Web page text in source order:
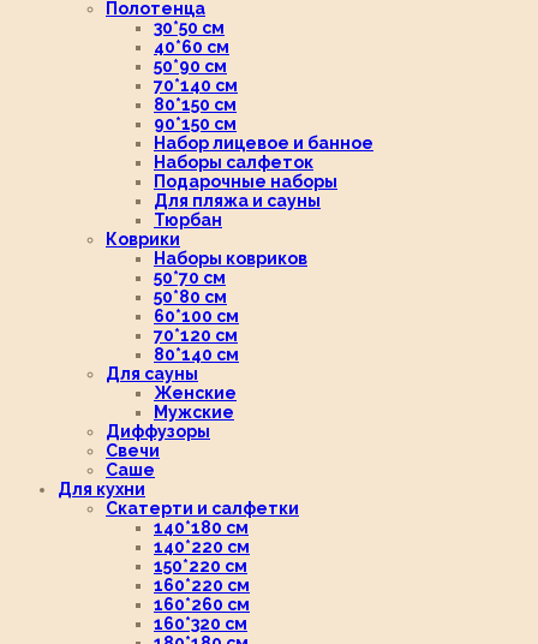
Полотенца
30*50 см
40*60 см
50*90 см
70*140 см
80*150 см
90*150 см
Набор лицевое и банное
Наборы салфеток
Подарочные наборы
Для пляжа и сауны
Тюрбан
Коврики
Наборы ковриков
50*70 см
50*80 см
60*100 см
70*120 см
80*140 см
Для сауны
Женские
Мужские
Диффузоры
Свечи
Саше
Для кухни
Скатерти и салфетки
140*180 см
140*220 см
150*220 см
160*220 см
160*260 см
160*320 см